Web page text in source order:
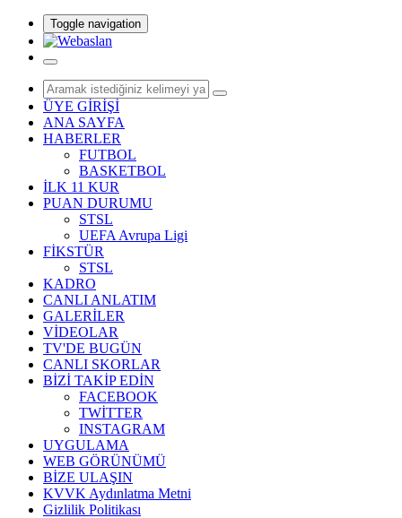
Toggle navigation
ÜYE GİRİŞİ
ANA SAYFA
HABERLER
FUTBOL
BASKETBOL
İLK 11 KUR
PUAN DURUMU
STSL
UEFA Avrupa Ligi
FİKSTÜR
STSL
KADRO
CANLI ANLATIM
GALERİLER
VİDEOLAR
TV'DE BUGÜN
CANLI SKORLAR
BİZİ TAKİP EDİN
FACEBOOK
TWİTTER
INSTAGRAM
UYGULAMA
WEB GÖRÜNÜMÜ
BİZE ULAŞIN
KVVK Aydınlatma Metni
Gizlilik Politikası